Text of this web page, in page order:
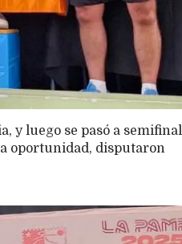
y luego se pasó a
oportunidad, disputaron